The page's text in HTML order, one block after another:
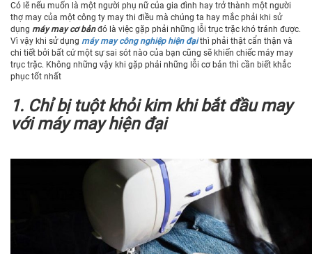
Có lẽ nếu muốn là một người phụ nữ của gia đình hay trở thành một người
thợ may của một công ty may thi điều mà chúng ta hay mắc phải khi sử
dụng máy may cơ bảnđó là việc gặp phải những lỗi trục trặc khó tránh được.
Vì vậy khi sử dụng máy may công nghiệp hiện đạithì phải thật cẩn thận và
chi tiết bởi bất cứ một sự sai sót nào của bạn cũng sẽ khiến chiếc máy may
trục trặc. Không những vậy khi gặp phải những lỗi cơ bản thì cần biết khắc
phục tốt nhất
1. Chỉ bị tuột khỏi kim khi bắt đầu may
với máy may hiện đại